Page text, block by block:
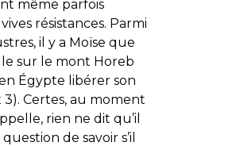
même parfois
résistances. Parmi
il y a Moïse que
sur le mont Horeb
Égypte libérer son
Certes, au moment
rien ne dit qu’il
de savoir s’il